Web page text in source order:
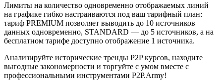
Лимиты на количество одновременно отображаемых линий
на графике гибко настраиваются под ваш тарифный план:
тариф PREMIUM позволяет выводить до 10 источников
данных одновременно, STANDARD — до 5 источников, а на
бесплатном тарифе доступно отображение 1 источника.
Анализируйте исторические тренды P2P курсов, находите
выгодные закономерности и торгуйте с умом вместе с
профессиональными инструментами P2P.Army!